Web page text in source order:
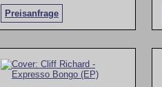
Preisanfrage